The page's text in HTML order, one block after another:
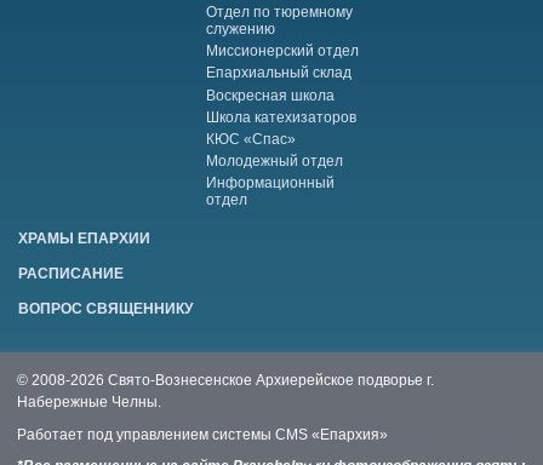
Отдел по тюремному
служению
Миссионерский отдел
Епархиальный склад
Воскресная школа
Школа катехизаторов
КЮС «Спас»
Молодежный отдел
Информационный
отдел
ХРАМЫ ЕПАРХИИ
РАСПИСАНИЕ
ВОПРОС СВЯЩЕННИКУ
© 2008-2026 Свято-Вознесенское Архиерейское подворье г.
Набережные Челны.
Работает под управлением системы CMS «Епархия»